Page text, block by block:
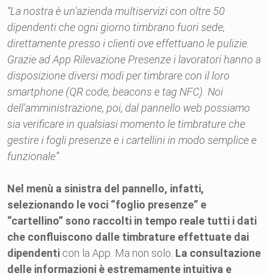
“La nostra è un'azienda multiservizi con oltre 50
dipendenti che ogni giorno timbrano fuori sede,
direttamente presso i clienti ove effettuano le pulizie.
Grazie ad App Rilevazione Presenze i lavoratori hanno a
disposizione diversi modi per timbrare con il loro
smartphone (QR code, beacons e tag NFC). Noi
dell'amministrazione, poi, dal pannello web possiamo
sia verificare in qualsiasi momento le timbrature che
gestire i fogli presenze e i cartellini in modo semplice e
funzionale”.
Nel menù a sinistra del pannello, infatti,
selezionando le voci “foglio presenze” e
“cartellino” sono raccolti in tempo reale tutti i dati
che confluiscono dalle timbrature effettuate dai
dipendenti con la App. Ma non solo. La consultazione
delle informazioni è estremamente intuitiva e